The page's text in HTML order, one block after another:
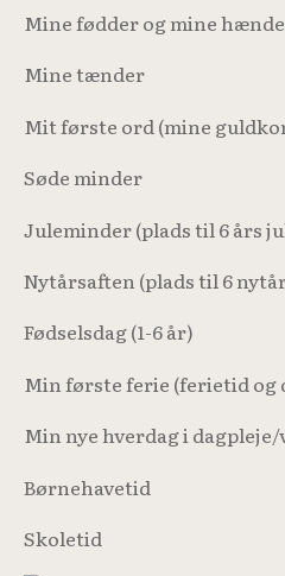
Mine fødder og mine
Mine tænder
Mit første ord (mine
Søde minder
Juleminder (plads til 6 års
Nytårsaften (plads til 6
Fødselsdag (1-6 år)
Min første ferie (ferietid
Min nye hverdag i
Børnehavetid
Skoletid